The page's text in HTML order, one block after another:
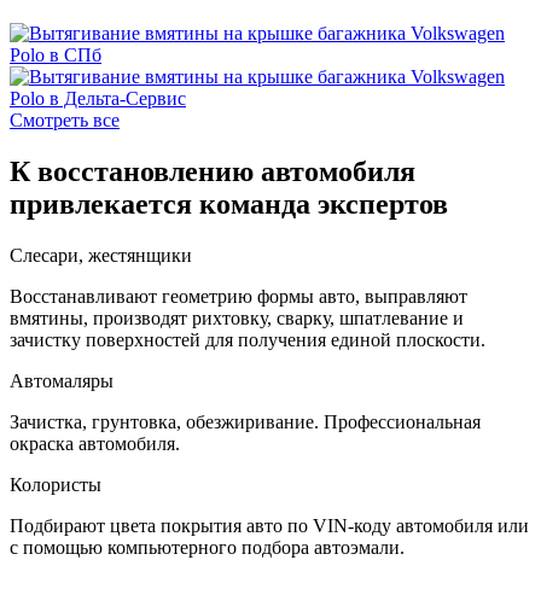
Смотреть все
К восстановлению автомобиля
привлекается команда экспертов
Слесари, жестянщики
Восстанавливают геометрию формы авто, выправляют
вмятины, производят рихтовку, сварку, шпатлевание и
зачистку поверхностей для получения единой плоскости.
Автомаляры
Зачистка, грунтовка, обезжиривание. Профессиональная
окраска автомобиля.
Колористы
Подбирают цвета покрытия авто по VIN-коду автомобиля или
с помощью компьютерного подбора автоэмали.